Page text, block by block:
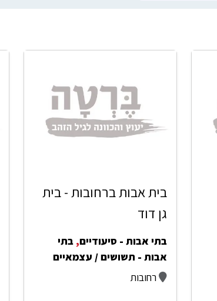
בית אבות ברחובות - בית
גן דוד
בתי אבות - סיעודיים, בתי
אבות - תשושים / עצמאיים
רחובות